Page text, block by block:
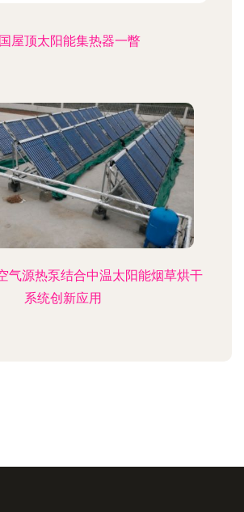
屋顶太阳能集热器一瞥
气源热泵结合中温太阳能烟草烘干
系统创新应用